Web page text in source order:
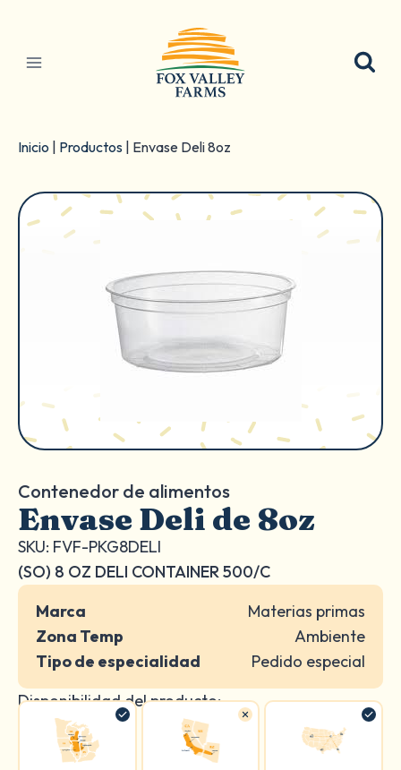
contenido
Inicio Productos Envase Deli 8oz
Contenedor de alimentos
Envase Deli de 8oz
SKU: FVF-PKG8DELI
(SO) 8 OZ DELI CONTAINER 500/C
Marca
Materias primas
Zona Temp
Ambiente
Tipo de especialidad
Pedido especial
Disponibilidad del producto: